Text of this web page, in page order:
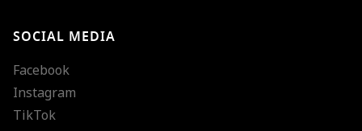
SOCIAL MEDIA
Facebook
Instagram
TikTok